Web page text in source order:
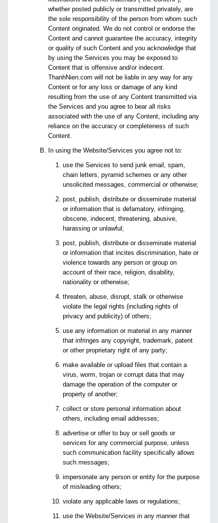
whether posted publicly or transmitted privately, are
the sole responsibility of the person from whom such
Content originated. We do not control or endorse the
Content and cannot guarantee the accuracy, integrity
or quality of such Content and you acknowledge that
by using the Services you may be exposed to
Content that is offensive and/or indecent.
ThanhNien.com will not be liable in any way for any
Content or for any loss or damage of any kind
resulting from the use of any Content transmitted via
the Services and you agree to bear all risks
associated with the use of any Content, including any
reliance on the accuracy or completeness of such
Content.
In using the Website/Services you agree not to:
use the Services to send junk email, spam,
chain letters, pyramid schemes or any other
unsolicited messages, commercial or otherwise;
post, publish, distribute or disseminate material
or information that is defamatory, infringing,
obscene, indecent, threatening, abusive,
harassing or unlawful;
post, publish, distribute or disseminate material
or information that incites discrimination, hate or
violence towards any person or group on
account of their race, religion, disability,
nationality or otherwise;
threaten, abuse, disrupt, stalk or otherwise
violate the legal rights (including rights of
privacy and publicity) of others;
use any information or material in any manner
that infringes any copyright, trademark, patent
or other proprietary right of any party;
make available or upload files that contain a
virus, worm, trojan or corrupt data that may
damage the operation of the computer or
property of another;
collect or store personal information about
others, including email addresses;
advertise or offer to buy or sell goods or
services for any commercial purpose, unless
such communication facility specifically allows
such messages;
impersonate any person or entity for the purpose
of misleading others;
violate any applicable laws or regulations;
use the Website/Services in any manner that